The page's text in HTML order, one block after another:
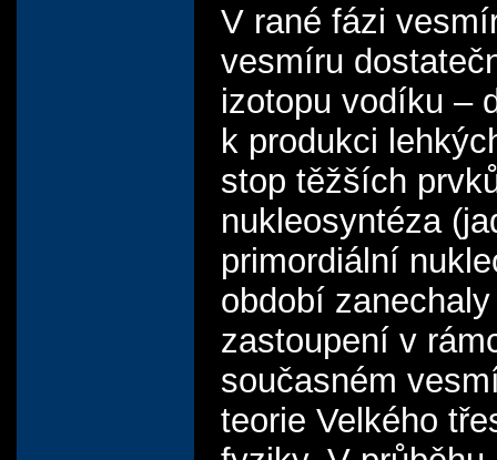
V rané fázi
vesmíru
izotopu vodíku –
k produkci
stop těžších
nukleosyntéza
primordiální
období
zastoupení v
současném
teorie Velkého